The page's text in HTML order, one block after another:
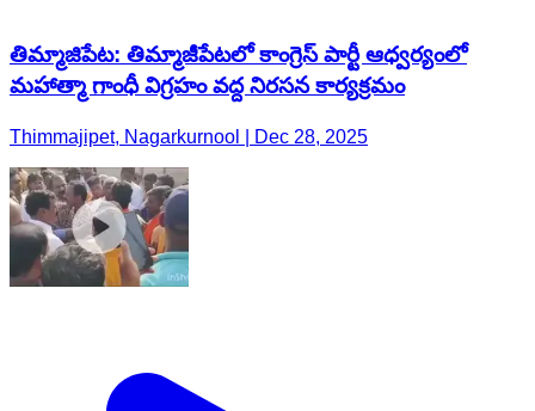
తిమ్మాజిపేట: తిమ్మాజీపేటలో కాంగ్రెస్ పార్టీ ఆధ్వర్యంలో
మహాత్మా గాంధీ విగ్రహం వద్ద నిరసన కార్యక్రమం
Thimmajipet, Nagarkurnool | Dec 28, 2025